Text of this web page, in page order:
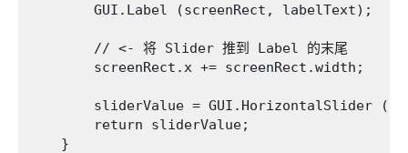
        GUI.Label (screenRect, labelText);
        // <- 将 Slider 推到 Label 的末尾
        screenRect.x += screenRect.width;
sliderValue = GUI.HorizontalSlider
        return sliderValue;
    }